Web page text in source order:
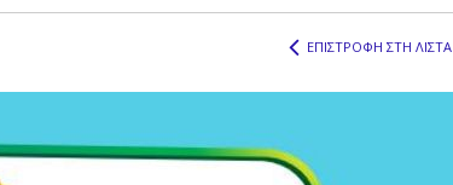
ΕΠΙΣΤΡΟΦΗ ΣΤΗ ΛΙΣΤΑ